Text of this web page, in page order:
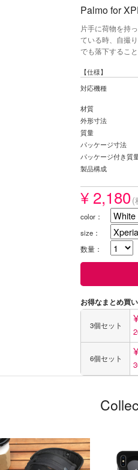
Palmo for
片手に荷物を持
ている時、自撮
でも落下すること
【仕様】
対応機種
材質
外形寸法
質量
パッケージ寸法
パッケージ付き質
製品構成
¥ 2,180(
color：
size：
数量：
お得なまとめ買
3個セット
6個セット